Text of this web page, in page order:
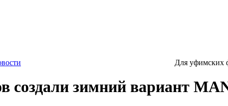
Для уфимских
создали зимний вариант